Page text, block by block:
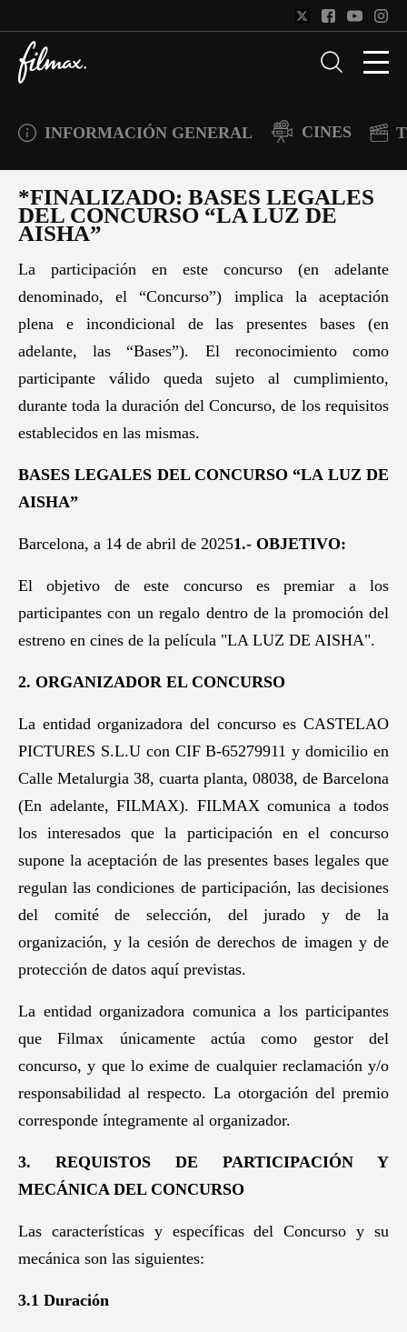
INFORMACIÓN GENERAL CINES
*FINALIZADO: BASES LEGALES
DEL CONCURSO “LA LUZ DE
AISHA”
La participación en este concurso (en adelante
denominado, el “Concurso”) implica la aceptación
plena e incondicional de las presentes bases (en
adelante, las “Bases”). El reconocimiento como
participante válido queda sujeto al cumplimiento,
durante toda la duración del Concurso, de los requisitos
establecidos en las mismas.
BASES LEGALES DEL CONCURSO “LA LUZ DE
AISHA”
Barcelona, a 14 de abril de 20251.- OBJETIVO:
El objetivo de este concurso es premiar a los
participantes con un regalo dentro de la promoción del
estreno en cines de la película "LA LUZ DE AISHA".
2. ORGANIZADOR EL CONCURSO
La entidad organizadora del concurso es CASTELAO
PICTURES S.L.U con CIF B-65279911 y domicilio en
Calle Metalurgia 38, cuarta planta, 08038, de Barcelona
(En adelante, FILMAX). FILMAX comunica a todos
los interesados que la participación en el concurso
supone la aceptación de las presentes bases legales que
regulan las condiciones de participación, las decisiones
del comité de selección, del jurado y de la
organización, y la cesión de derechos de imagen y de
protección de datos aquí previstas.
La entidad organizadora comunica a los participantes
que Filmax únicamente actúa como gestor del
concurso, y que lo exime de cualquier reclamación y/o
responsabilidad al respecto. La otorgación del premio
corresponde íntegramente al organizador.
3. REQUISTOS DE PARTICIPACIÓN Y
MECÁNICA DEL CONCURSO
Las características y específicas del Concurso y su
mecánica son las siguientes:
3.1 Duración